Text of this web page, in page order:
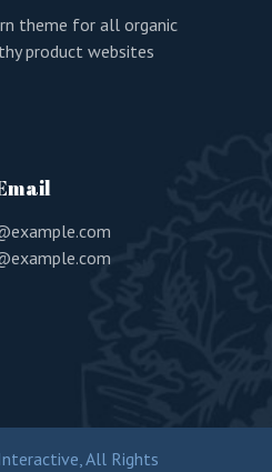
theme for all organic
product websites
All Rights